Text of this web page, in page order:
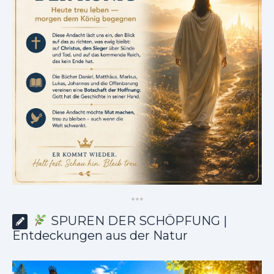
***
SPUREN DER SCHÖPFUNG |
Entdeckungen aus der Natur